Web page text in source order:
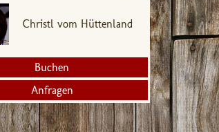
Christl vom Hüttenland
Buchen
Anfragen